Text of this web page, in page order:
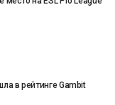
в рейтинге Gambit